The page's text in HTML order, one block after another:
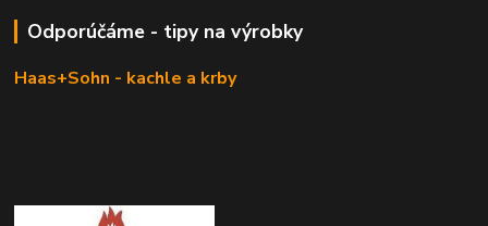
Odporúčáme - tipy na výrobky
Haas+Sohn - kachle a krby